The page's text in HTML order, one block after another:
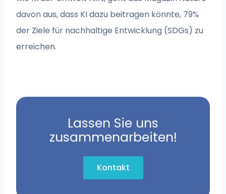
davon aus, dass KI dazu beitragen könnte, 79%
der Ziele für nachhaltige Entwicklung (SDGs) zu
erreichen.
Lassen Sie uns
zusammenarbeiten!
Kontakt